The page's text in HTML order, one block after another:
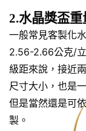
2.水晶獎盃重
一般常見客製化
2.56-2.66公克/
級距來說，接近
尺寸大小，也是
但是當然還是可
製。